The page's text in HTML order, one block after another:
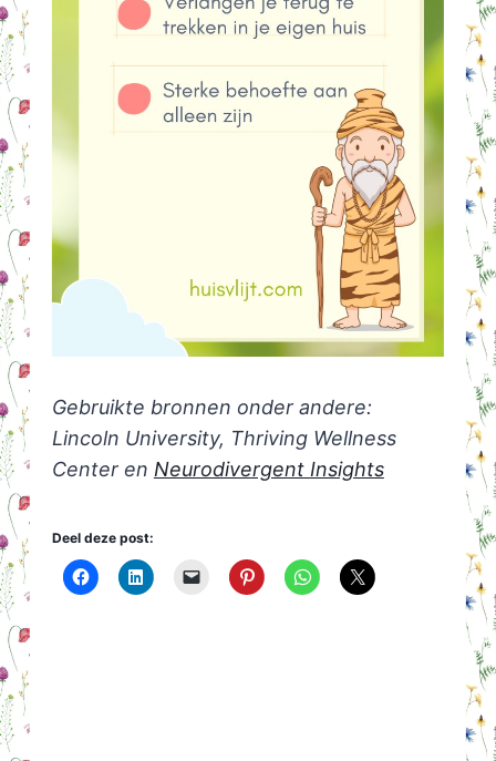
Gebruikte bronnen onder andere:
Lincoln University, Thriving Wellness
Center en Neurodivergent Insights
Deel deze post: